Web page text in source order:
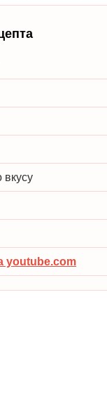
вкусу